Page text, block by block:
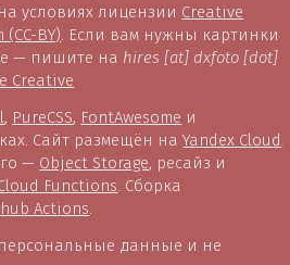
условиях лицензии Creative
BY) . Если вам нужны картинки
— пишите на hires [at] dxfoto [dot]
Creative
, PureCSS, FontAwesome и
Сайт размещён наYandex Cloud
— Object Storage, ресайз и
Functions . Сборка
Actions
данные и не